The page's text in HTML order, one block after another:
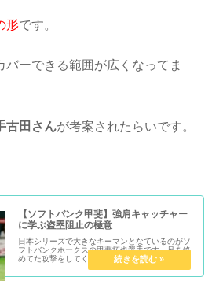
形です。
ーできる範囲が広くなってま
古田さんが考案されたらいです。
【ソフトバンク甲斐】強肩キャッチャー
に学ぶ盗塁阻止の極意
日本シリーズで大きなキーマンとなているのがソ
フトバンクホークスの甲斐拓也選手です。足を絡
めてた攻撃をしてくる広島カープに対し、その強
肩でことごとく盗塁を阻止しています。足を封じ
られた広島は『らしさ』が出せず苦戦をしていま